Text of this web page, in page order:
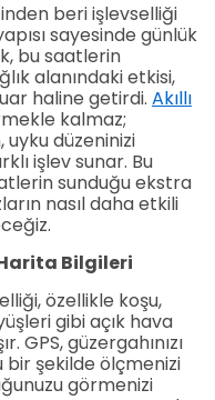
beri işlevselliği
sayesinde günlük
bu saatlerin
alanındaki etkisi,
haline getirdi. Akıllı
kalmaz;
düzeninizi
işlev sunar. Bu
sunduğu ekstra
nasıl daha etkili
Harita Bilgileri
özellikle koşu,
gibi açık hava
güzergahınızı
şekilde ölçmenizi
görmenizi